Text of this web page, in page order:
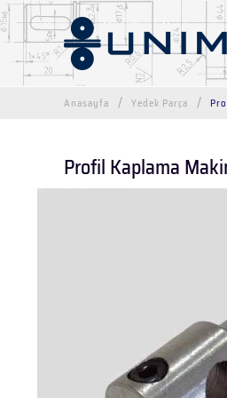
Anasayfa Yedek Parça
Profil Kaplama